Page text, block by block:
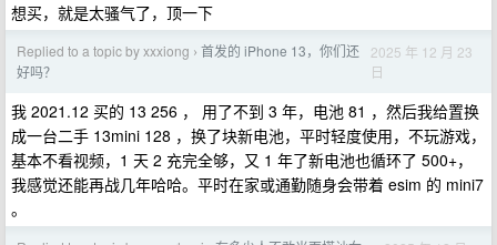
想买，就是太骚气了，顶一下
Replied to a topic by xxxiong › 首发的 iPhone 13，你们还
好吗？
2025 年 12 月 23
日
我 2021.12 买的 13 256 ， 用了不到 3 年，电池 81 ，然后我给置换
成一台二手 13mini 128 ，换了块新电池，平时轻度使用，不玩游戏，
基本不看视频，1 天 2 充完全够，又 1 年了新电池也循环了 500+，
我感觉还能再战几年哈哈。平时在家或通勤随身会带着 esim 的 mini7
。